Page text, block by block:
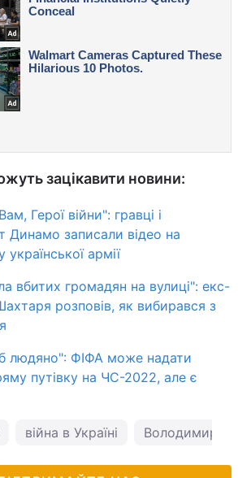
зацікавити новини:
Герої війни": гравці і
Динамо записали відео на
української армії
вбитих громадян на вулиці": екс-
розповів, як вибирався з
людяно": ФІФА може надати
путівку на ЧС-2022, але є
війна в Україні Володимир